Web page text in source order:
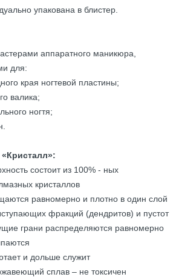
упакована в блистер.
аппаратного маникюра,
для:
края ногтевой пластины;
валика;
ногтя;
состоит из 100% - ных
кристаллов
равномерно и плотно в один слой
фракций (дендритов) и пустот
грани распределяются равномерно
и дольше служит
сплав – не токсичен